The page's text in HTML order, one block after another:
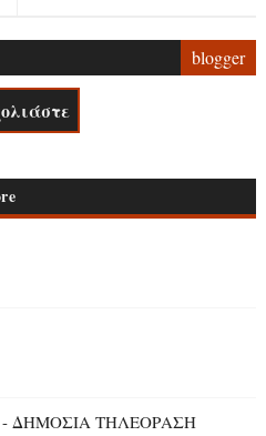
blogger
- ΔΗΜΟΣΙΑ ΤΗΛΕΟΡΑΣΗ